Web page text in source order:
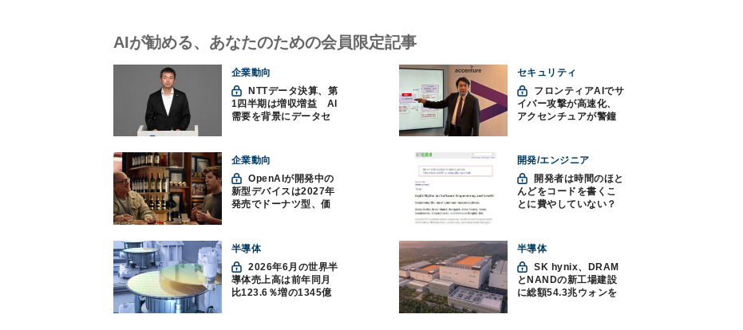
AIが勧める、あなたのための会員限定記事
企業動向
NTTデータ決算、第
1四半期は増収増益 AI
需要を背景にデータセ
セキュリティ
イバー攻撃が高速化、
アクセンチュアが警鐘
企業動向
OpenAIが開発中の
新型デバイスは2027年
発売でドーナツ型、価
開発/エンジニア
んどをコードを書くこ
とに費やしていない？
つの神話への賛否
半導体
2026年6月の世界半
導体売上高は前年同月
比123.6％増の1345億
半導体
SK hynix、DRAM
とNANDの新工場建設
に総額54.3兆ウォンを